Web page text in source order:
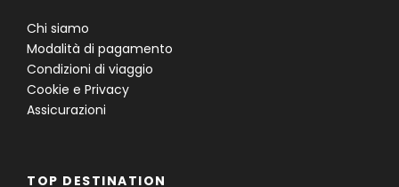
Chi siamo
Modalità di pagamento
Condizioni di viaggio
Cookie e Privacy
Assicurazioni
TOP DESTINATION